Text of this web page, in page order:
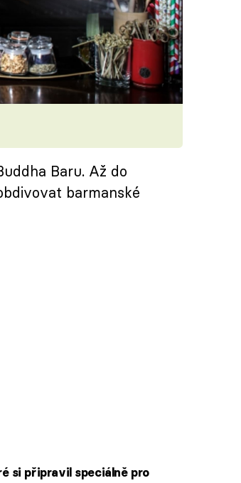
Baru. Až do
barmanské
si připravil speciálně pro